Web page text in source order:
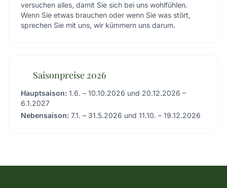
versuchen alles, damit Sie sich bei uns wohlfühlen.
Wenn Sie etwas brauchen oder wenn Sie was stört,
sprechen Sie mit uns, wir kümmern uns darum.
Saisonpreise 2026
Hauptsaison: 1.6. – 10.10.2026 und 20.12.2026 –
6.1.2027
Nebensaison: 7.1. – 31.5.2026 und 11.10. – 19.12.2026